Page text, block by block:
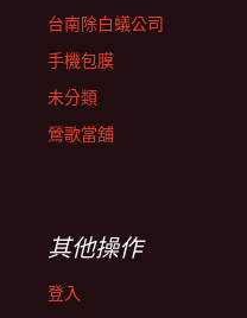
台南除白蟻公司
手機包膜
未分類
鶯歌當舖
其他操作
登入